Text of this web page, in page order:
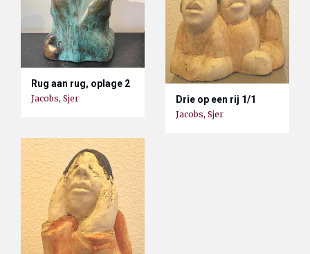
Rug aan rug, oplage 2
Jacobs, Sjer Drie op een rij 1/1
Jacobs, Sjer